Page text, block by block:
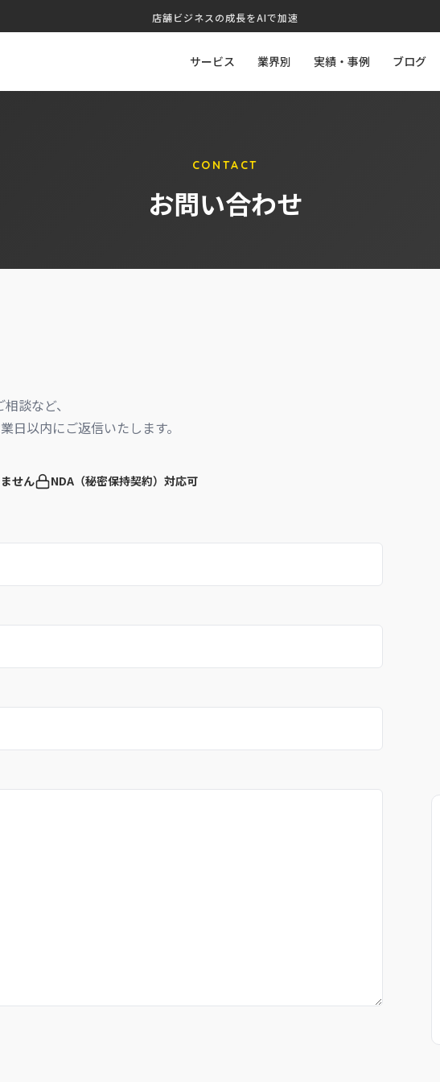
店舗ビジネスの成長をAIで加速
サービス 業界別 実績・事例 ブログ
CONTACT
お問い合わせ
談など、
日以内にご返信いたします。
せん NDA（秘密保持契約）対応可